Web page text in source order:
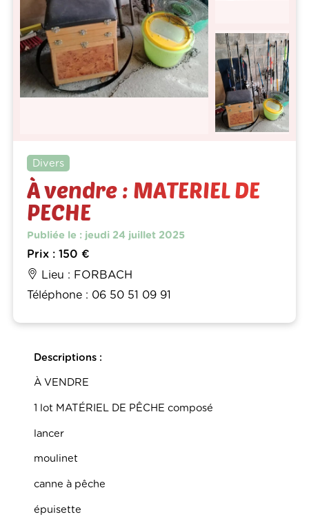
Divers
À vendre : MATERIEL DE
PECHE
Publiée le : jeudi 24 juillet 2025
Prix : 150 €
Lieu : FORBACH
Téléphone : 06 50 51 09 91
Descriptions :
À VENDRE
1 lot MATÉRIEL DE PÊCHE composé
lancer
moulinet
canne à pêche
épuisette